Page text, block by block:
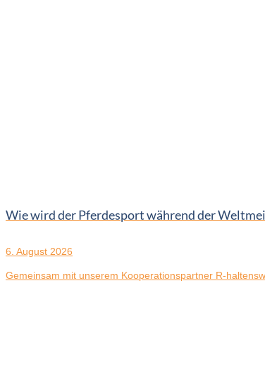
Wie wird der Pferdesport während der
6. August 2026
Gemeinsam mit unserem Kooperationspartner R-